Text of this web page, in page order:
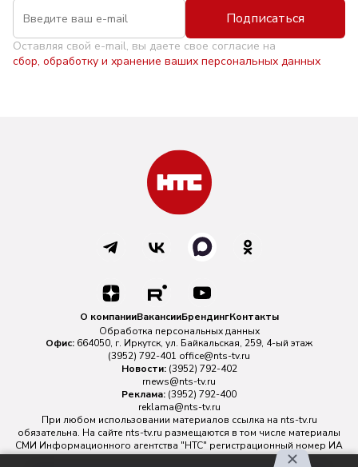
Подписаться
Оставляя свой e-mail, вы даете свое согласие на
сбор, обработку и хранение ваших персональных данных
О компанииВакансииБрендингКонтакты
Обработка персональных данных
Офис: 664050, г. Иркутск, ул. Байкальская, 259, 4-ый этаж
(3952) 792-401 office@nts-tv.ru
Новости: (3952) 792-402
rnews@nts-tv.ru
Реклама: (3952) 792-400
reklama@nts-tv.ru
При любом использовании материалов ссылка на nts-tv.ru
обязательна. На сайте nts-tv.ru размещаются в том числе материалы
СМИ Информационного агентства "НТС" регистрационный номер ИА
№ ФС 77 - 88763 зарегистрировано Федеральной службой по